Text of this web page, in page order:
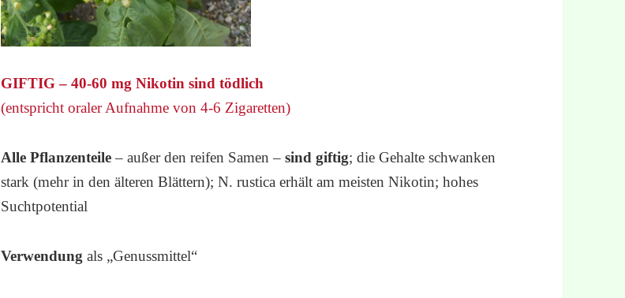
GIFTIG – 40-60 mg Nikotin sind tödlich
(entspricht oraler Aufnahme von 4-6 Zigaretten)
Alle Pflanzenteile– außer den reifen Samen –sind giftig; die Gehalte schwanken
stark (mehr in den älteren Blättern); N. rustica erhält am meisten Nikotin; hohes
Suchtpotential
Verwendungals „Genussmittel“